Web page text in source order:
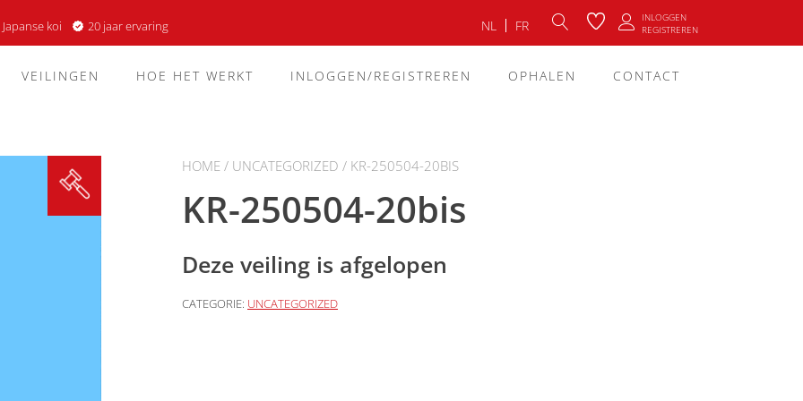
koi 20 jaar ervaring NL FR
INLOGGEN
REGISTREREN
VEILINGEN HOE HET WERKT INLOGGEN/REGISTREREN OPHALEN CONTACT
HOME / UNCATEGORIZED / KR-250504-20BIS
KR-250504-20bis
Deze veiling is afgelopen
CATEGORIE: UNCATEGORIZED